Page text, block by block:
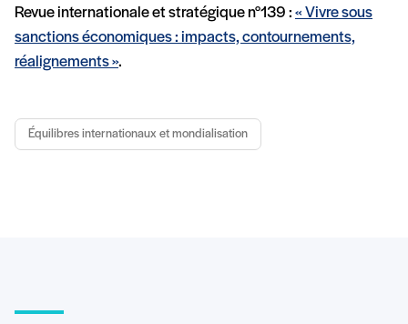
Revue internationale et stratégique n°139 : « Vivre sous
sanctions économiques : impacts, contournements,
réalignements ».
Équilibres internationaux et mondialisation